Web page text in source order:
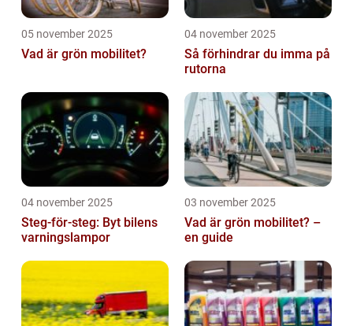
05 november 2025
Vad är grön mobilitet?
04 november 2025
Så förhindrar du imma på
rutorna
04 november 2025
Steg-för-steg: Byt bilens
varningslampor
03 november 2025
Vad är grön mobilitet? –
en guide